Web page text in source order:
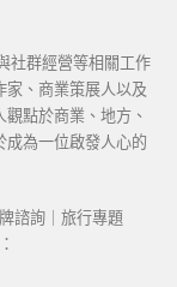
社群經營等相關工作
、商業策展人以及
點於商業、地方、
為一位啟發人心的
諮詢｜旅行專題